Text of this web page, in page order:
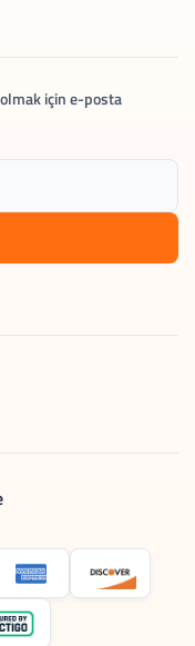
için e-posta